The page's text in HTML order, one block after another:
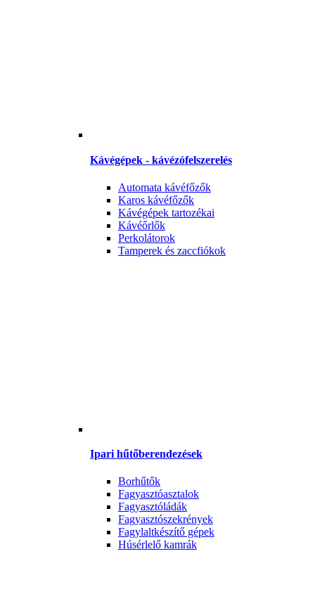
Kávégépek - kávézófelszerelés
Automata kávéfőzők
Karos kávéfőzők
Kávégépek tartozékai
Kávéőrlők
Perkolátorok
Tamperek és zaccfiókok
Ipari hűtőberendezések
Borhűtők
Fagyasztóasztalok
Fagyasztóládák
Fagyasztószekrények
Fagylaltkészítő gépek
Húsérlelő kamrák